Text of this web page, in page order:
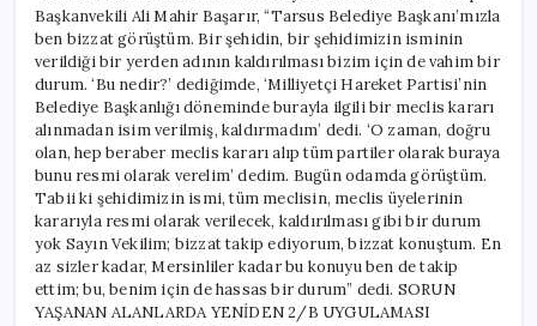
Başkanvekili Ali Mahir Başarır, “Tarsus Belediye Başkanı’mızla
ben bizzat görüştüm. Bir şehidin, bir şehidimizin isminin
verildiği bir yerden adının kaldırılması bizim için de vahim bir
durum. ‘Bu nedir?’ dediğimde, ‘Milliyetçi Hareket Partisi’nin
Belediye Başkanlığı döneminde burayla ilgili bir meclis kararı
alınmadan isim verilmiş, kaldırmadım’ dedi. ‘O zaman, doğru
olan, hep beraber meclis kararı alıp tüm partiler olarak buraya
bunu resmi olarak verelim’ dedim. Bugün odamda görüştüm.
Tabii ki şehidimizin ismi, tüm meclisin, meclis üyelerinin
kararıyla resmi olarak verilecek, kaldırılması gibi bir durum
yok Sayın Vekilim; bizzat takip ediyorum, bizzat konuştum. En
az sizler kadar, Mersinliler kadar bu konuyu ben de takip
ettim; bu, benim için de hassas bir durum” dedi. SORUN
YAŞANAN ALANLARDA YENİDEN 2/B UYGULAMASI